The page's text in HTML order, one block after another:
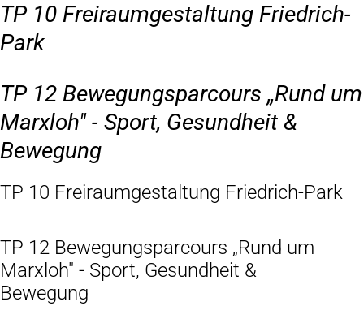
TP 10 Freiraumgestaltung Friedrich-
Park
TP 12 Bewegungsparcours „Rund um
Marxloh" - Sport, Gesundheit &
Bewegung
TP 10 Freiraumgestaltung Friedrich-Park
TP 12 Bewegungsparcours „Rund um
Marxloh" - Sport, Gesundheit &
Bewegung